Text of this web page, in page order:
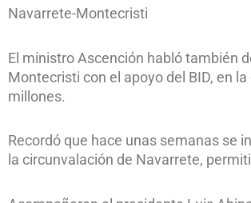
Navarrete-Montecristi
El ministro Ascención habló también
Montecristi con el apoyo del BID, en
millones.
Recordó que hace unas semanas se
la circunvalación de Navarrete,